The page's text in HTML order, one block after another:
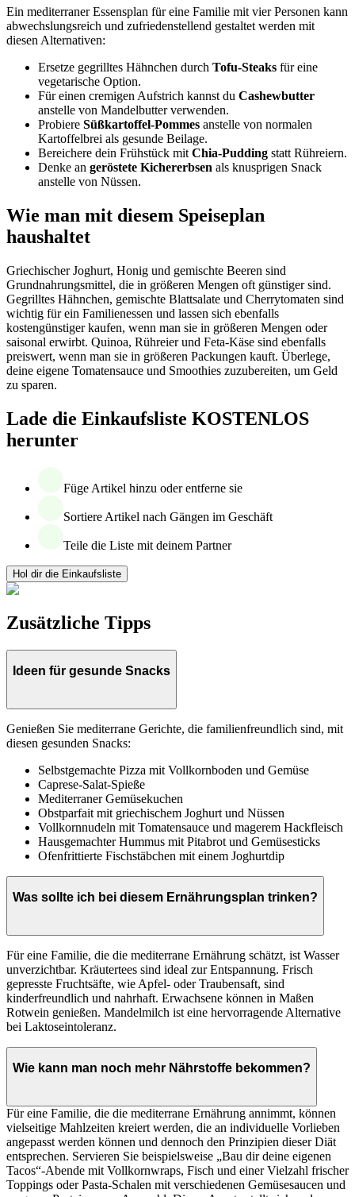
Ein mediterraner Essensplan für eine Familie mit vier Personen kann
abwechslungsreich und zufriedenstellend gestaltet werden mit
diesen Alternativen:
Ersetze gegrilltes Hähnchen durch Tofu-Steaks für eine
vegetarische Option.
Für einen cremigen Aufstrich kannst du Cashewbutter
anstelle von Mandelbutter verwenden.
Probiere Süßkartoffel-Pommes anstelle von normalen
Kartoffelbrei als gesunde Beilage.
Bereichere dein Frühstück mit Chia-Pudding statt Rühreiern.
Denke an geröstete Kichererbsen als knusprigen Snack
anstelle von Nüssen.
Wie man mit diesem Speiseplan
haushaltet
Griechischer Joghurt, Honig und gemischte Beeren sind
Grundnahrungsmittel, die in größeren Mengen oft günstiger sind.
Gegrilltes Hähnchen, gemischte Blattsalate und Cherrytomaten sind
wichtig für ein Familienessen und lassen sich ebenfalls
kostengünstiger kaufen, wenn man sie in größeren Mengen oder
saisonal erwirbt. Quinoa, Rühreier und Feta-Käse sind ebenfalls
preiswert, wenn man sie in größeren Packungen kauft. Überlege,
deine eigene Tomatensauce und Smoothies zuzubereiten, um Geld
zu sparen.
Lade die Einkaufsliste KOSTENLOS
herunter
Füge Artikel hinzu oder entferne sie
Sortiere Artikel nach Gängen im Geschäft
Teile die Liste mit deinem Partner
Hol dir die Einkaufsliste
Zusätzliche Tipps
Ideen für gesunde Snacks
Genießen Sie mediterrane Gerichte, die familienfreundlich sind, mit
diesen gesunden Snacks:
Selbstgemachte Pizza mit Vollkornboden und Gemüse
Caprese-Salat-Spieße
Mediterraner Gemüsekuchen
Obstparfait mit griechischem Joghurt und Nüssen
Vollkornnudeln mit Tomatensauce und magerem Hackfleisch
Hausgemachter Hummus mit Pitabrot und Gemüsesticks
Ofenfrittierte Fischstäbchen mit einem Joghurtdip
Was sollte ich bei diesem Ernährungsplan trinken?
Für eine Familie, die die mediterrane Ernährung schätzt, ist Wasser
unverzichtbar. Kräutertees sind ideal zur Entspannung. Frisch
gepresste Fruchtsäfte, wie Apfel- oder Traubensaft, sind
kinderfreundlich und nahrhaft. Erwachsene können in Maßen
Rotwein genießen. Mandelmilch ist eine hervorragende Alternative
bei Laktoseintoleranz.
Wie kann man noch mehr Nährstoffe bekommen?
Für eine Familie, die die mediterrane Ernährung annimmt, können
vielseitige Mahlzeiten kreiert werden, die an individuelle Vorlieben
angepasst werden können und dennoch den Prinzipien dieser Diät
entsprechen. Servieren Sie beispielsweise „Bau dir deine eigenen
Tacos“-Abende mit Vollkornwraps, Fisch und einer Vielzahl frischer
Toppings oder Pasta-Schalen mit verschiedenen Gemüsesaucen und